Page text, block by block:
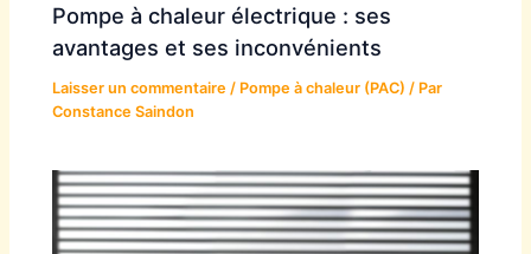
Pompe à chaleur électrique : ses
avantages et ses inconvénients
Laisser un commentaire / Pompe à chaleur (PAC) / Par
Constance Saindon